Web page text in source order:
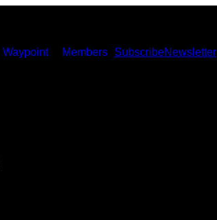
Waypoint Members SubscribeNewsletter